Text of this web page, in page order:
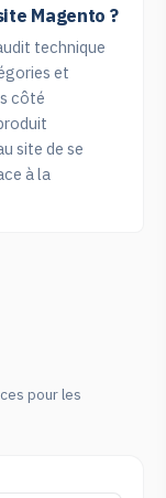
Magento ?
technique
et
côté
site de se
à la
pour les